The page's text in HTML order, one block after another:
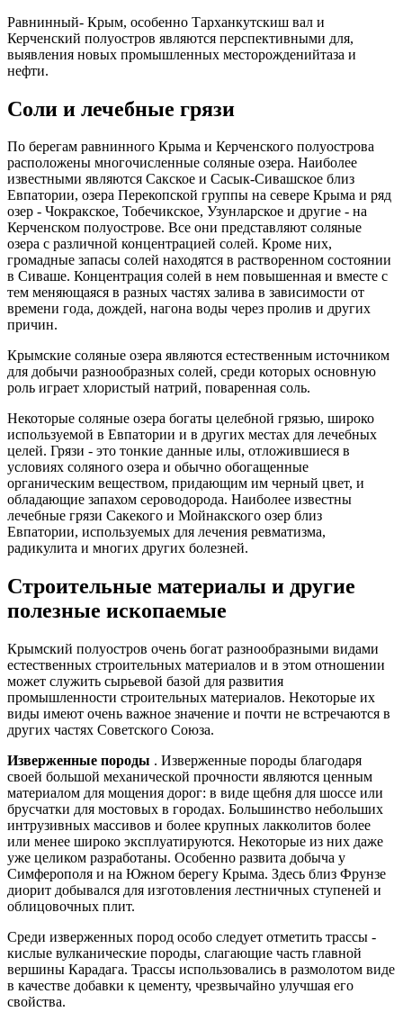
Равнинный- Крым, особенно Тарханкутскиш вал и
Керченский полуостров являются перспективными для,
выявления новых промышленных месторожденийтаза и
нефти.
Соли и лечебные грязи
По берегам равнинного Крыма и Керченского полуострова
расположены многочисленные соляные озера. Наиболее
известными являются Сакское и Сасык-Сивашское близ
Евпатории, озера Перекопской группы на севере Крыма и ряд
озер - Чокракское, Тобечикское, Узунларское и другие - на
Керченском полуострове. Все они представляют соляные
озера с различной концентрацией солей. Кроме них,
громадные запасы солей находятся в растворенном состоянии
в Сиваше. Концентрация солей в нем повышенная и вместе с
тем меняющаяся в разных частях залива в зависимости от
времени года, дождей, нагона воды через пролив и других
причин.
Крымские соляные озера являются естественным источником
для добычи разнообразных солей, среди которых основную
роль играет хлористый натрий, поваренная соль.
Некоторые соляные озера богаты целебной грязью, широко
используемой в Евпатории и в других местах для лечебных
целей. Грязи - это тонкие данные илы, отложившиеся в
условиях соляного озера и обычно обогащенные
органическим веществом, придающим им черный цвет, и
обладающие запахом сероводорода. Наиболее известны
лечебные грязи Сакекого и Мойнакского озер близ
Евпатории, используемых для лечения ревматизма,
радикулита и многих других болезней.
Строительные материалы и другие
полезные ископаемые
Крымский полуостров очень богат разнообразными видами
естественных строительных материалов и в этом отношении
может служить сырьевой базой для развития
промышленности строительных материалов. Некоторые их
виды имеют очень важное значение и почти не встречаются в
других частях Советского Союза.
Изверженные породы . Изверженные породы благодаря
своей большой механической прочности являются ценным
материалом для мощения дорог: в виде щебня для шоссе или
брусчатки для мостовых в городах. Большинство небольших
интрузивных массивов и более крупных лакколитов более
или менее широко эксплуатируются. Некоторые из них даже
уже целиком разработаны. Особенно развита добыча у
Симферополя и на Южном берегу Крыма. Здесь близ Фрунзе
диорит добывался для изготовления лестничных ступеней и
облицовочных плит.
Среди изверженных пород особо следует отметить трассы -
кислые вулканические породы, слагающие часть главной
вершины Карадага. Трассы использовались в размолотом виде
в качестве добавки к цементу, чрезвычайно улучшая его
свойства.